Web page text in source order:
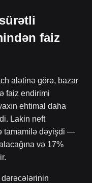
faiz
alətinə görə, bazar
faiz endirimi
ehtimal daha
Lakin neft
tamamilə dəyişdi —
və 17%
dərəcələrinin